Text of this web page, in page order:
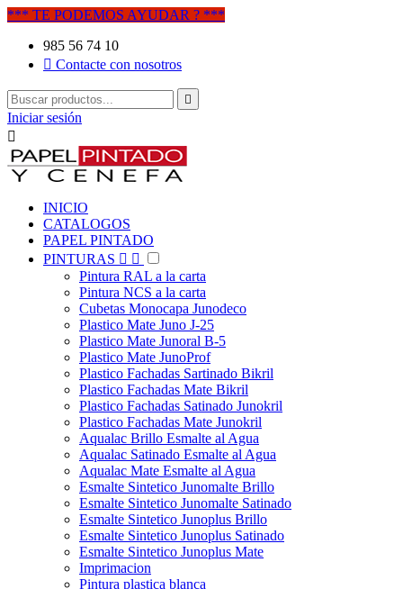
*** TE PODEMOS AYUDAR ? ***
985 56 74 10
 Contacte con nosotros

Iniciar sesión

INICIO
CATALOGOS
PAPEL PINTADO
PINTURAS  
Pintura RAL a la carta
Pintura NCS a la carta
Cubetas Monocapa Junodeco
Plastico Mate Juno J-25
Plastico Mate Junoral B-5
Plastico Mate JunoProf
Plastico Fachadas Sartinado Bikril
Plastico Fachadas Mate Bikril
Plastico Fachadas Satinado Junokril
Plastico Fachadas Mate Junokril
Aqualac Brillo Esmalte al Agua
Aqualac Satinado Esmalte al Agua
Aqualac Mate Esmalte al Agua
Esmalte Sintetico Junomalte Brillo
Esmalte Sintetico Junomalte Satinado
Esmalte Sintetico Junoplus Brillo
Esmalte Sintetico Junoplus Satinado
Esmalte Sintetico Junoplus Mate
Imprimacion
Pintura plastica blanca